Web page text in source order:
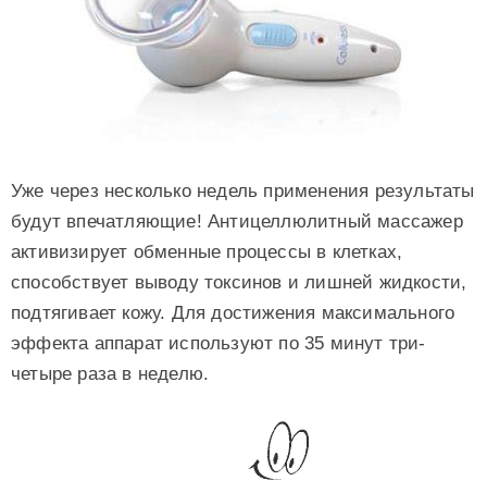
Уже через несколько недель применения результаты
будут впечатляющие! Антицеллюлитный массажер
активизирует обменные процессы в клетках,
способствует выводу токсинов и лишней жидкости,
подтягивает кожу. Для достижения максимального
эффекта аппарат используют по 35 минут три-
четыре раза в неделю.